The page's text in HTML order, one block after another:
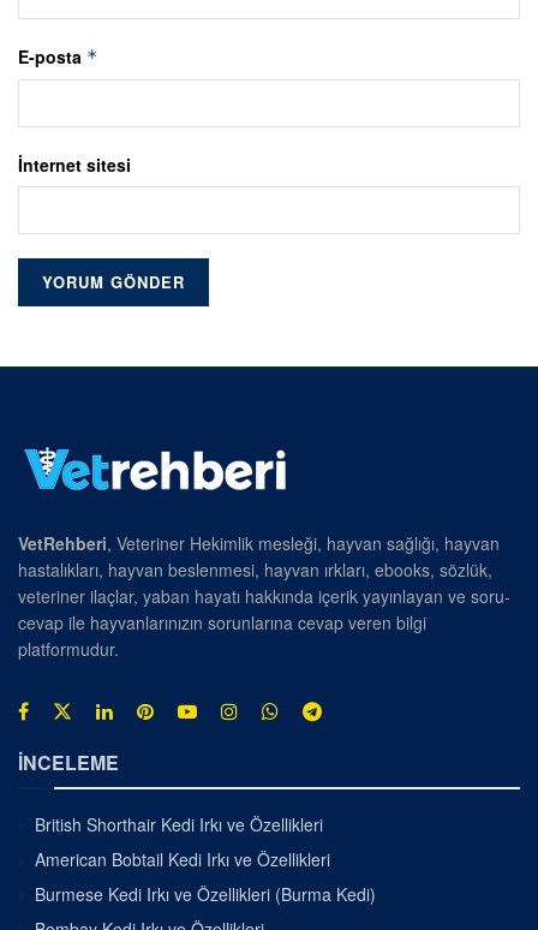
E-posta *
İnternet sitesi
VetRehberi, Veteriner Hekimlik mesleği, hayvan sağlığı, hayvan
hastalıkları, hayvan beslenmesi, hayvan ırkları, ebooks, sözlük,
veteriner ilaçlar, yaban hayatı hakkında içerik yayınlayan ve soru-
cevap ile hayvanlarınızın sorunlarına cevap veren bilgi
platformudur.
İNCELEME
British Shorthair Kedi Irkı ve Özellikleri
American Bobtail Kedi Irkı ve Özellikleri
Burmese Kedi Irkı ve Özellikleri (Burma Kedi)